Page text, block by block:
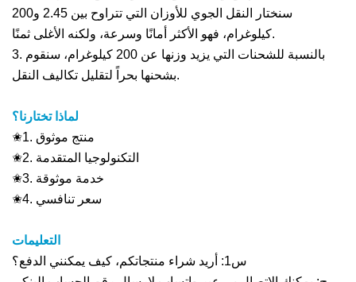
سنختار النقل الجوي للأوزان التي تتراوح بين 2.45 و200
كيلوغرام، فهو الأكثر أمانًا وسرعة، ولكنه الأغلى ثمنًا.
3. بالنسبة للشحنات التي يزيد وزنها عن 200 كيلوغرام، سنقوم
بشحنها بحراً لتقليل تكاليف النقل.
لماذا تختارنا؟
✬1. منتج موثوق
✬2. التكنولوجيا المتقدمة
✬3. خدمة موثوقة
✬4. سعر تنافسي
التعليمات
س1: أريد شراء منتجاتكم، كيف يمكنني الدفع؟